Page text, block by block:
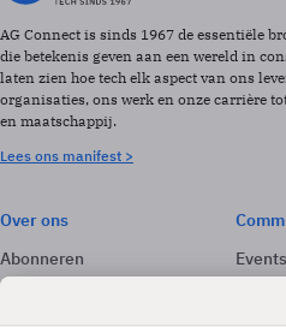
AG Connect is sinds 1967 de essentiële
die betekenis geven aan een wereld in
laten zien hoe tech elk aspect van ons
organisaties, ons werk en onze carrière
en maatschappij.
Lees ons manifest >
Over ons
Abonneren
Adverteren